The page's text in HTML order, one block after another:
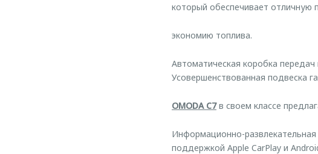
который обеспечивает отличную
экономию топлива.
Автоматическая коробка
Усовершенствованная подвеска
OMODA C7в своем классе
Информационно-
поддержкой Apple CarPlay и